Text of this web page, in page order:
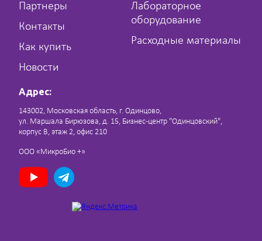
Партнеры
Контакты
Как купить
Новости
Лабораторное
оборудование
Расходные материалы
Адрес:
143002, Московская область, г. Одинцово,
ул. Маршала Бирюзова, д. 15, Бизнес-центр "Одинцовский",
корпус В, этаж 2, офис 210
ООО «МикроБио +»